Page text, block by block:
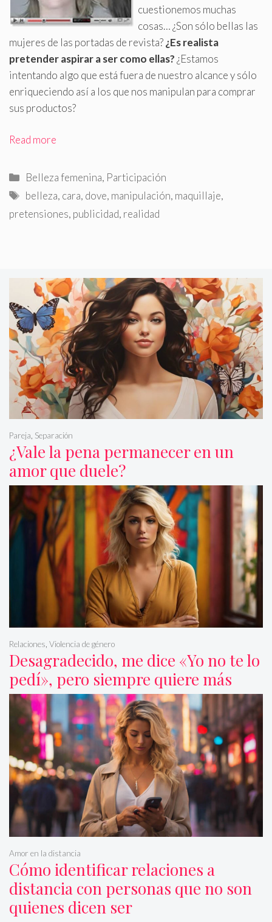
cuestionemos muchas
cosas… ¿Son sólo bellas las
mujeres de las portadas de revista?¿Es realista
pretender aspirar a ser como ellas?¿Estamos
intentando algo que está fuera de nuestro alcance y sólo
enriqueciendo así a los que nos manipulan para comprar
sus productos?
Read more
Categorías
Belleza femenina, Participación
Etiquetas
belleza, cara, dove, manipulación, maquillaje,
pretensiones, publicidad, realidad
¿Vale la pena permanecer en un
amor que duele?
Pareja, Separación
Desagradecido, me dice «Yo no te lo
pedí», pero siempre quiere más
Relaciones, Violencia de género
Cómo identificar relaciones a
distancia con personas que no son
quienes dicen ser
Amor en la distancia